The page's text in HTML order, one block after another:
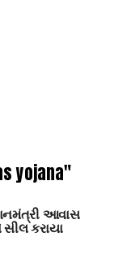
yojana"
આવાસ
કરાયા